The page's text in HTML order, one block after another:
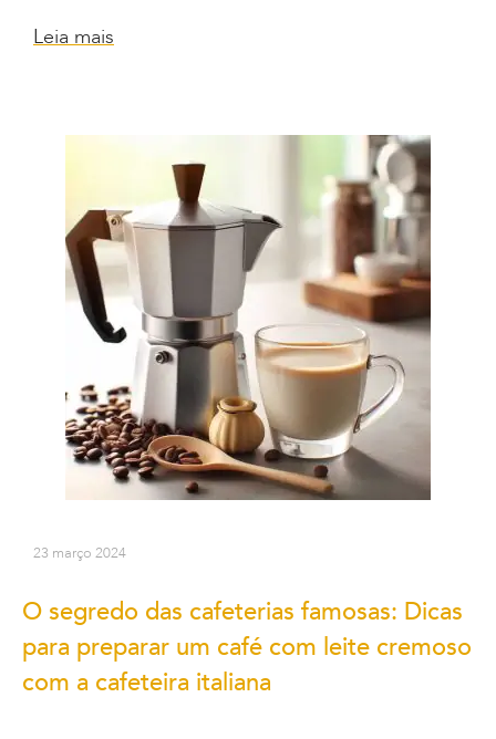
Leia mais
23 março 2024
O segredo das cafeterias famosas: Dicas
para preparar um café com leite cremoso
com a cafeteira italiana